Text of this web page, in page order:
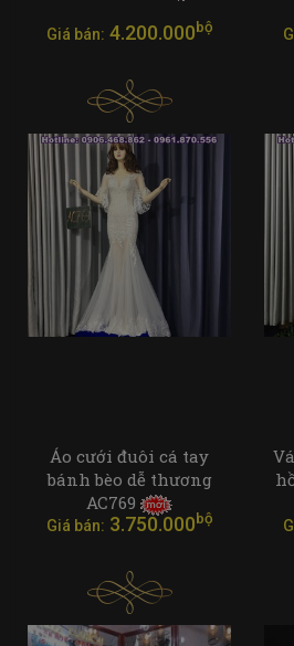
Giá bán: 4.200.000bộ
Áo cưới đuôi cá tay
bánh bèo dễ thương
AC769
Giá bán: 3.750.000bộ